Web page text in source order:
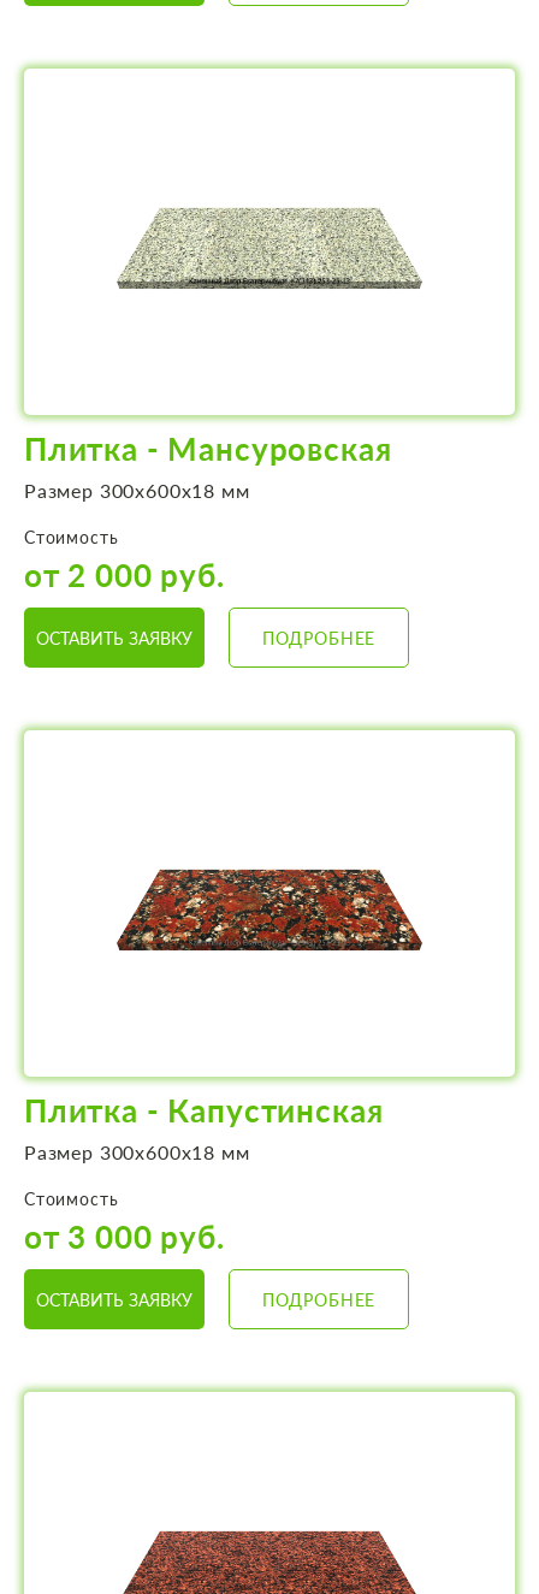
Плитка - Мансуровская
Размер 300х600х18 мм
Стоимость
от 2 000 руб.
ОСТАВИТЬ ЗАЯВКУ ПОДРОБНЕЕ
Плитка - Капустинская
Размер 300х600х18 мм
Стоимость
от 3 000 руб.
ОСТАВИТЬ ЗАЯВКУ ПОДРОБНЕЕ